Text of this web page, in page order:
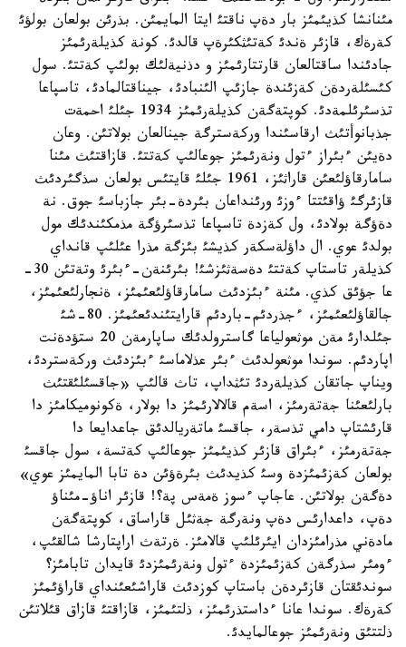
مئنانشا كذيئمئز بار دةپ ناقتئ ايتا المايمئن. بذرئن بولعان بولؤئ
كةرةك، قازئر ةندئ كةتئثكئرةپ قالدئ. كونة كذيلةرئمئز
جادئندا ساقتالعان قارتتارئمئز و دذنيةلئك بولئپ كةتتئ. سول
كئسئلةردةن كةزئندة جازئپ الئنبادئ، جيناقتالمادئ، تاسپاعا
تذسئرئلمةدئ. كوپتةگةن كذيلةرئمئز 1934 جئلئ احمةت
جذبانوأتئث ارقاسئندا وركةسترگة جينالعان بولاتئن. وعان
دةيئن ءبئراز ءتول ونةرئمئز جوعالئپ كةتتئ. قازاقتئث مئنا
سامارقاؤلئعئن قاراثئز، 1961 جئلئ قايتئس بولعان سذگئردئث
قازئرگئ ؤاقئتتا ءوزئ ورئنداعان بئردة-بئر جازباسئ جوق. نة
دةؤگة بولادئ، ول كةزدة تاسپاعا تذسئرؤگة مذمكئندئك مول
بولدئ عوي. ال داؤلةسكةر كذيشئ بئزگة مذرا عئلئپ قانداي
كذيلةر تاستاپ كةتتئ دةسةثئزشئ! بئرئنةن-ءبئرئ وتةتئن 30-
عا جؤئق كذي. مئنة ءبئزدئث سامارقاؤلئعئمئز، ةنجارلئعئمئز،
جالقاؤلئعئمئز، ءجذردئم-باردئم قارايتئندئعئمئز. 80-شئ
جئلدارئ مةن موثعولياعا گاسترولدئك ساپارمةن 20 ستؤدةنت
اپاردئم. سوندا موثعولدئث ءبئر عذلاماسئ ءبئزدئث وركةستردئ،
ويناپ جاتقان كذيلةردئ تئثداپ، تاث قالئپ «جاقسئلئقتئث
بارلئعئنا جةتةرمئز، اسةم قالالارئمئز دا بولار، ةكونوميكامئز دا
قارئشتاپ دامي تذسةر، جاقسئ ماتةريالدئق جاعدايعا دا
جةتةرمئز، ءبئراق قازئر كذيئمئز جوعالئپ كةتسة، سول جاقسئ
بولعان كةزئمئزدة وسئ كذيدئث بئرةؤئن دة تابا المايمئز عوي»
دةگةن بولاتئن. عاجاپ ءسوز ةمةس پة؟! قازئر اناؤ-مئناؤ
دةپ، داعدارئس دةپ ونةرگة جةثئل قاراساق، كوپتةگةن
مادةني مذرامئزدان ايئرئلئپ قالامئز. ةرتةث اراپتارشا شالقئپ،
ءومئر سذرگةن كةزئمئزدة ءتول ونةرئمئزدئ قايدان تابامئز؟
سوندئقتان قازئردةن باستاپ كوزدئث قاراشئعئنداي قاراؤئمئز
كةرةك. سوندا عانا ءداستذرئمئز، ذلتئمئز، قازاقتئ قازاق قئلاتئن
ذلتتئق ونةرئمئز جوعالمايدئ.